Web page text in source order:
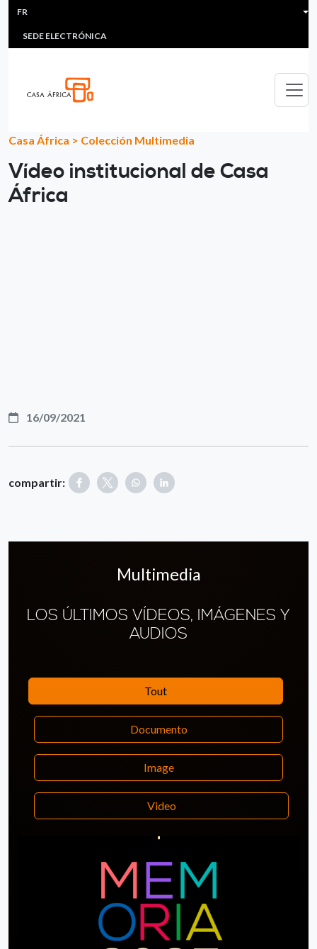
Aller au contenu principal
HEADER MENU
MULTIMEDIA
SEDE ELECTRÓNICA
FR
Casa África > Colección Multimedia
Vídeo institucional de Casa
África
16/09/2021
compartir:
Multimedia
LOS ÚLTIMOS VÍDEOS, IMÁGENES Y
AUDIOS
Tout
Documento
Image
Video